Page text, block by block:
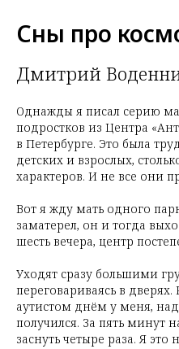
Сны про
Дмитрий
Однажды я писал серию
подростков из Центра
в Петербурге. Это была
детских и взрослых,
характеров. И не все они
Вот я жду мать одного
заматерел, он и тогда
шесть вечера, центр
Уходят сразу большими
переговариваясь в
аутистом днём у меня,
получился. За пять минут
заснуть четыре раза. Я